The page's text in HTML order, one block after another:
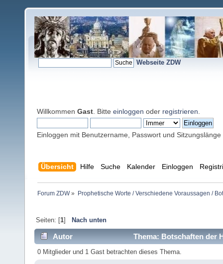
Webseite ZDW
Willkommen Gast . Bitte einloggen oder registrieren
Einloggen mit Benutzername, Passwort und Sitzungslänge
Übersicht Hilfe Suche Kalender Einloggen
Forum ZDW» Prophetische Worte / Verschiedene Voraussagen /
Seiten: [1] Nach unten
Autor Thema: Botschaften der
0 Mitglieder und 1 Gast betrachten dieses Thema.